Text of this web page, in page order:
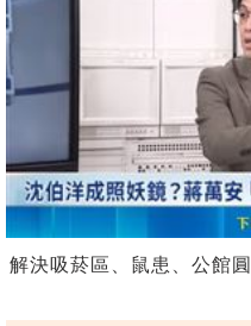
解決吸菸區、鼠患、公館